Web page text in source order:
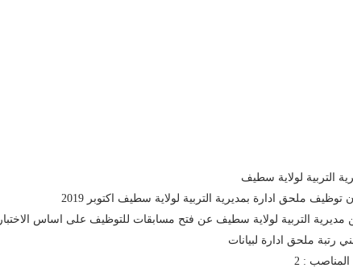
التربية لولاية سطيف
توظيف ملحق ادارة بمديرية التربية لولاية سطيف اكتوبر 2019
مديرية التربية لولاية سطيف عن فتح مسابقات للتوظيف على اساس الاختبار
رتبة ملحق ادارة لبيانات
: 2